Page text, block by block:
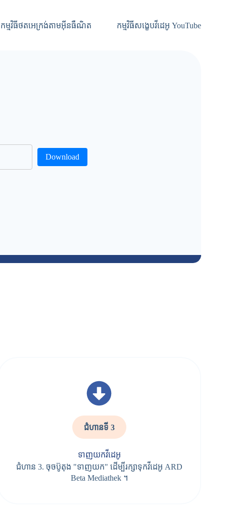
កម្មវិធីថតអេក្រង់តាមអ៊ីនធឺណិត កម្មវិធីសង្ខេបវីដេអូ YouTube
Download
ជំហានទី 3
ទាញយកវីដេអូ
ជំហាន 3. ចុចប៊ូតុង "ទាញយក" ដើម្បីរក្សាទុកវីដេអូ ARD
Beta Mediathek ។